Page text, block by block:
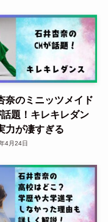
奈のミニッツメイド
題！キレキレダン
力が凄すぎる
4月24日